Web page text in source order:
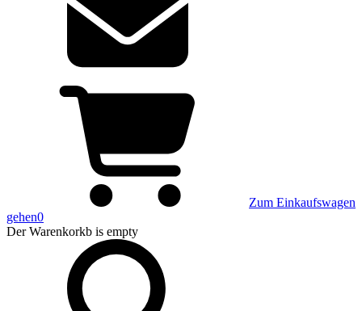
Zum Einkaufswagen
gehen0
Der Warenkorkb is empty